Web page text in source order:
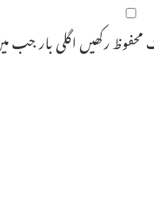
رکھیں اگلی بار